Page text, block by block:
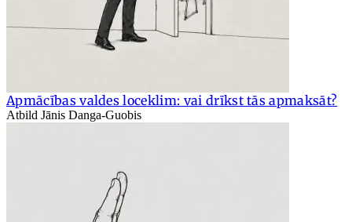
Apmācības valdes loceklim: vai drīkst tās apmaksāt?
Atbild Jānis Danga-Guobis